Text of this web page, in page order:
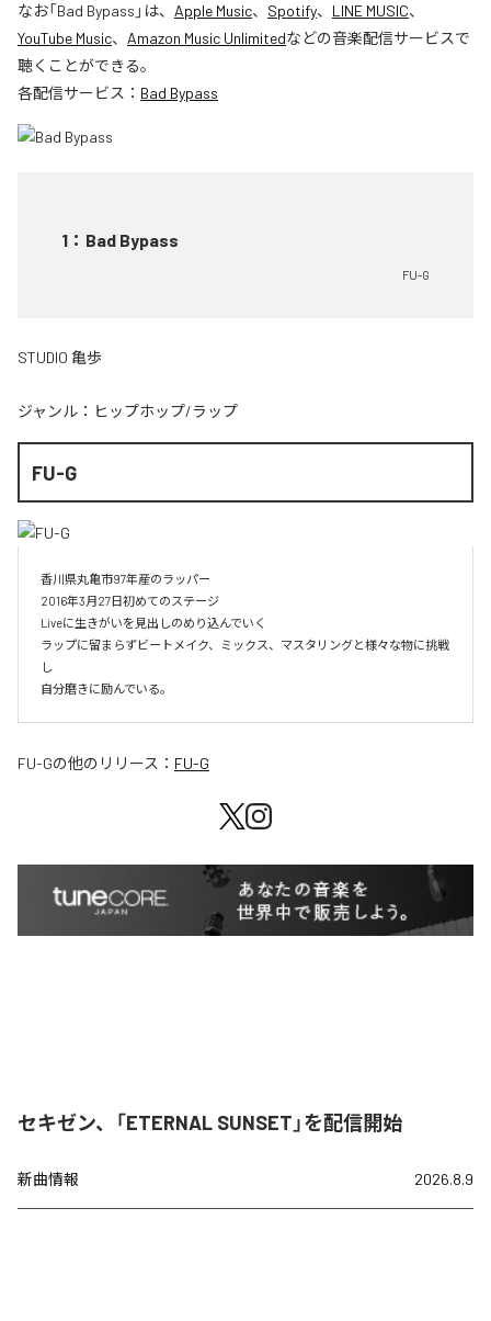
なお「Bad Bypass 」は、 Apple Music、 Spotify、 LINE MUSIC、
YouTube Music、 Amazon Music Unlimitedなどの音楽配信サービスで
聴くことができる。
各配信サービス： Bad Bypass
1 ： Bad Bypass
FU-G
STUDIO 亀歩
ジャンル： ヒップホップ/ラップ
FU-G
香川県丸亀市97年産のラッパー
2016年3月27日初めてのステージ
Liveに生きがいを見出しのめり込んでいく
ラップに留まらずビートメイク、ミックス、マスタリングと様々な物に挑戦
し
自分磨きに励んでいる。
FU-Gの他のリリース： FU-G
セキゼン、「ETERNAL SUNSET」を配信開始
新曲情報 2026.8.9